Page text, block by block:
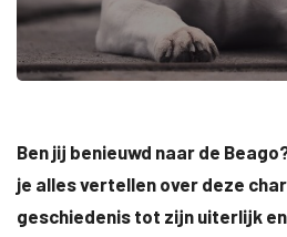
Ben jij benieuwd naar de
je alles vertellen over deze
geschiedenis tot zijn uiterlijk